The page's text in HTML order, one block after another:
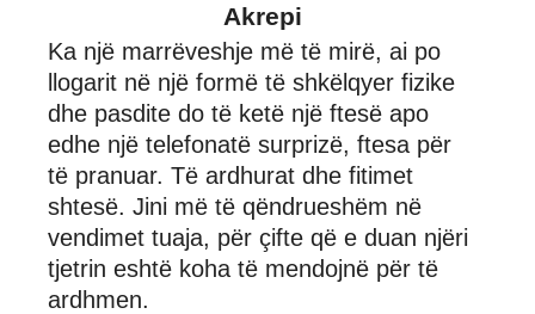
Akrepi
Ka një marrëveshje më të mirë, ai po
llogarit në një formë të shkëlqyer fizike
dhe pasdite do të ketë një ftesë apo
edhe një telefonatë surprizë, ftesa për
të pranuar. Të ardhurat dhe fitimet
shtesë. Jini më të qëndrueshëm në
vendimet tuaja, për çifte që e duan njëri
tjetrin eshtë koha të mendojnë për të
ardhmen.